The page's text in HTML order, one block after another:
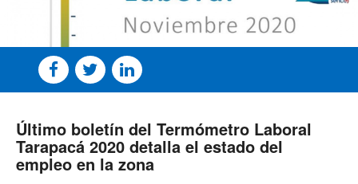
Último boletín del Termómetro Laboral
Tarapacá 2020 detalla el estado del
empleo en la zona